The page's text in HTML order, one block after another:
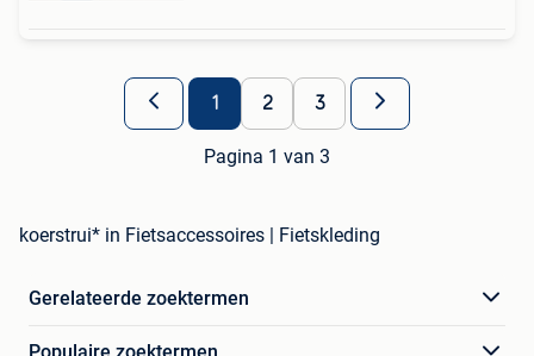
1 2 3
Pagina 1 van 3
koerstrui* in Fietsaccessoires | Fietskleding
Gerelateerde zoektermen